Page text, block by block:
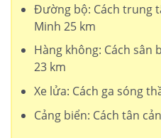
Đường bộ: Cách trung
Minh 25 km
Hàng không: Cách sân
23 km
Xe lửa: Cách ga sóng
Cảng biển: Cách tân